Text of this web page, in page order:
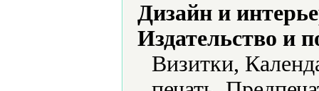
Дизайн и
Издательство и
Визитки,